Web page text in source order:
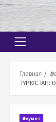
Основное
Главная
Әлеумет